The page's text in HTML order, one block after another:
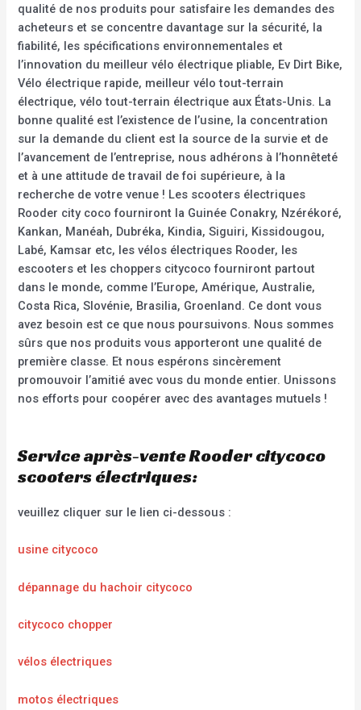
qualité de nos produits pour satisfaire les demandes des
acheteurs et se concentre davantage sur la sécurité, la
fiabilité, les spécifications environnementales et
l’innovation du meilleur vélo électrique pliable, Ev Dirt Bike,
Vélo électrique rapide, meilleur vélo tout-terrain
électrique, vélo tout-terrain électrique aux États-Unis. La
bonne qualité est l’existence de l’usine, la concentration
sur la demande du client est la source de la survie et de
l’avancement de l’entreprise, nous adhérons à l’honnêteté
et à une attitude de travail de foi supérieure, à la
recherche de votre venue ! Les scooters électriques
Rooder city coco fourniront la Guinée Conakry, Nzérékoré,
Kankan, Manéah, Dubréka, Kindia, Siguiri, Kissidougou,
Labé, Kamsar etc, les vélos électriques Rooder, les
escooters et les choppers citycoco fourniront partout
dans le monde, comme l’Europe, Amérique, Australie,
Costa Rica, Slovénie, Brasilia, Groenland. Ce dont vous
avez besoin est ce que nous poursuivons. Nous sommes
sûrs que nos produits vous apporteront une qualité de
première classe. Et nous espérons sincèrement
promouvoir l’amitié avec vous du monde entier. Unissons
nos efforts pour coopérer avec des avantages mutuels !
Service après-vente Rooder citycoco
scooters électriques:
veuillez cliquer sur le lien ci-dessous :
usine citycoco
dépannage du hachoir citycoco
citycoco chopper
vélos électriques
motos électriques